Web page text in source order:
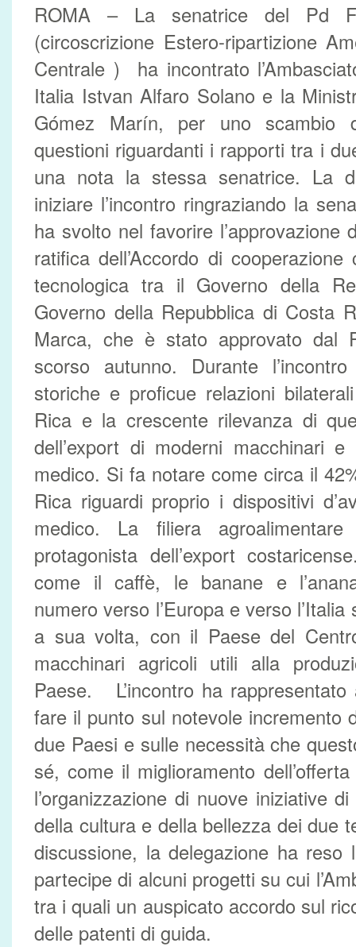
ROMA – La senatrice del Pd
(circoscrizione Estero-ripartizione
Centrale ) ha incontrato
Italia Istvan Alfaro Solano e la
Gómez Marín, per uno scambio
questioni riguardanti i rapporti tra i
una nota la stessa senatrice. La
iniziare l’incontro ringraziando la
ha svolto nel favorire l’approvazione
ratifica dell’Accordo di
tecnologica tra il Governo della
Governo della Repubblica di Costa
Marca, che è stato approvato dal
scorso autunno. Durante
storiche e proficue relazioni
Rica e la crescente rilevanza di
dell’export di moderni macchinari
medico. Si fa notare come circa il
Rica riguardi proprio i dispositivi
medico. La filiera
protagonista dell’export
come il caffè, le banane e
numero verso l’Europa e verso
a sua volta, con il Paese del
macchinari agricoli utili alla
Paese. L’incontro ha rappresentato
fare il punto sul notevole incremento
due Paesi e sulle necessità che
sé, come il miglioramento
l’organizzazione di nuove iniziative
della cultura e della bellezza dei due
discussione, la delegazione ha reso
partecipe di alcuni progetti su cui
tra i quali un auspicato accordo sul
delle patenti di guida.